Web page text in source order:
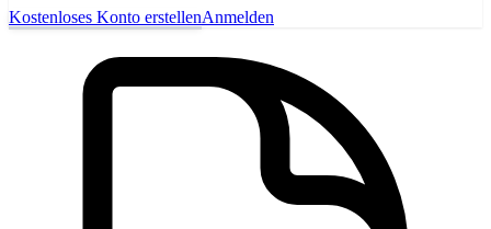
Kostenloses Konto erstellenAnmelden